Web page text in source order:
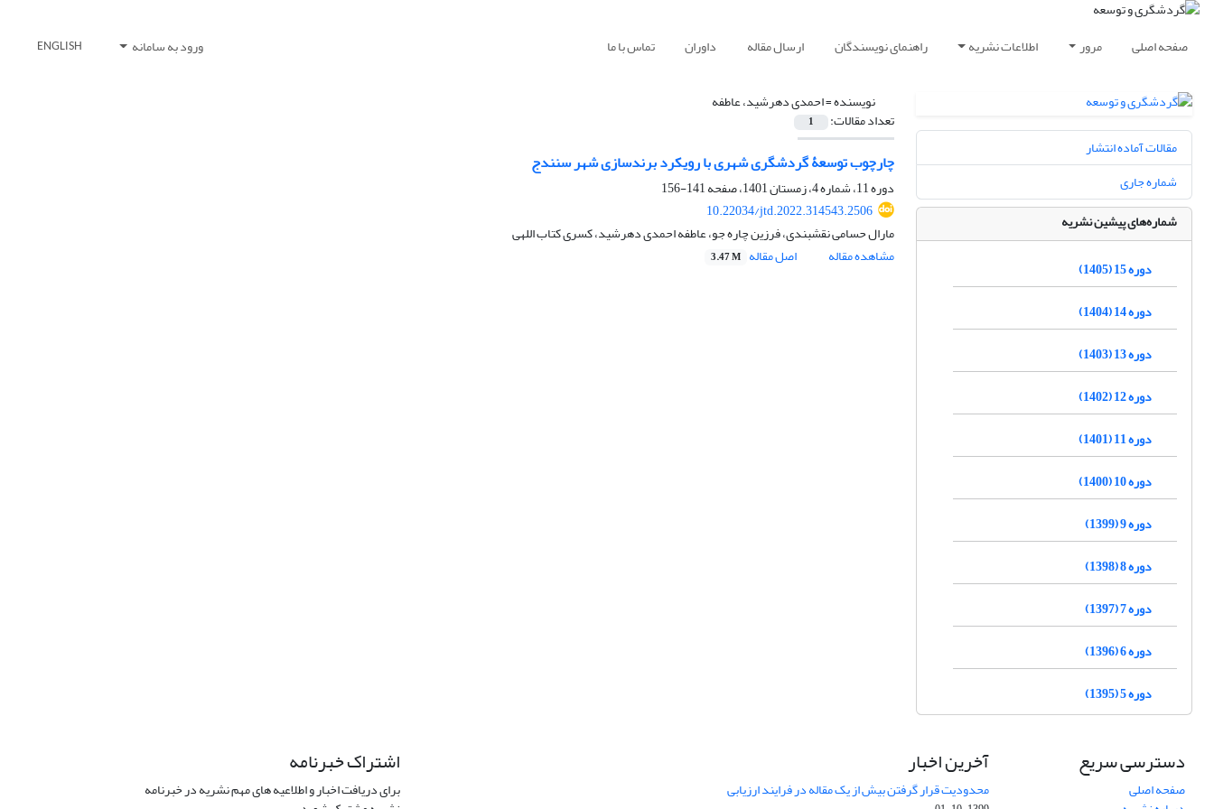
صفحه اصلی مرور اطلاعات نشریه راهنمای نویسندگان ارسال مقاله داوران تماس با ما ورود به سامانه ENGLISH
نویسنده =احمدی دهرشید، عاطفه
تعداد مقالات: 1
چارچوب توسعۀ گردشگری شهری با رویکرد برندسازی شهر سنندج
دوره 11، شماره 4، زمستان 1401، صفحه
141-156
10.22034/jtd.2022.314543.2506
مارال حسامی نقشبندی، فرزین چاره جو، عاطفه احمدی دهرشید، کسری کتاب اللهی
مشاهده مقاله
اصل مقاله 3.47 M
مقالات آماده انتشار
شماره جاری
شماره‌های پیشین نشریه
دوره 15 (1405)
دوره 14 (1404)
دوره 13 (1403)
دوره 12 (1402)
دوره 11 (1401)
دوره 10 (1400)
دوره 9 (1399)
دوره 8 (1398)
دوره 7 (1397)
دوره 6 (1396)
دوره 5 (1395)
دسترسی سریع
صفحه اصلی
آخرین اخبار
محدودیت قرار گرفتن بیش از یک مقاله در فرایند ارزیابی
اشتراک خبرنامه
برای دریافت اخبار و اطلاعیه های مهم نشریه در خبرنامه